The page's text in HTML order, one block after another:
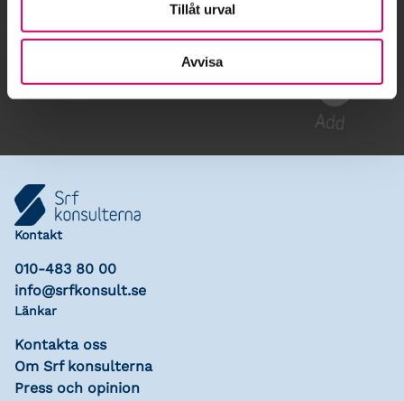
Tillåt urval
Avvisa
Lägg till i kalender
Kontakt
010-483 80 00
info@srfkonsult.se
Länkar
Kontakta oss
Om Srf konsulterna
Press och opinion